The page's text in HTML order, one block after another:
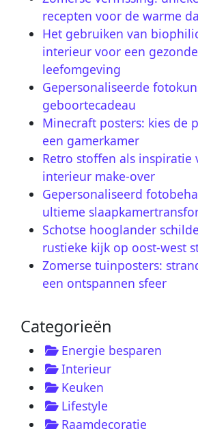
recepten voor de warme
Het gebruiken van
interieur voor een
leefomgeving
Gepersonaliseerde
geboortecadeau
Minecraft posters: kies de
een gamerkamer
Retro stoffen als inspiratie
interieur make-over
Gepersonaliseerd
ultieme
Schotse hooglander
rustieke kijk op oost-west
Zomerse tuinposters:
een ontspannen sfeer
Categorieën
Energie besparen
Interieur
Keuken
Lifestyle
Raamdecoratie